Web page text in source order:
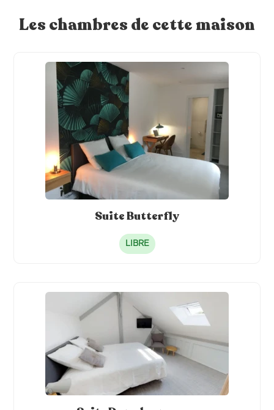
Fer à repasser
Four
Machine à café
Meubles Jardin
Les chambres de cette maison
Suite Butterfly
LIBRE